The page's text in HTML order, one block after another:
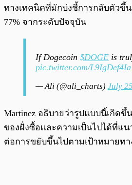
ทางเทคนิคที่มักบ่งชี้การกลับตัวขึ้
77% จากระดับปัจจุบัน
If Dogecoin $DOGE is
pic.twitter.com/L9IgDef4Ia
— Ali (@ali_charts) July
Martinez อธิบายว่ารูปแบบนี้เกิด
ของฝั่งซื้อและความเป็นไปได้ที่แ
ต่อการขยับขึ้นไปตามเป้าหมายทา